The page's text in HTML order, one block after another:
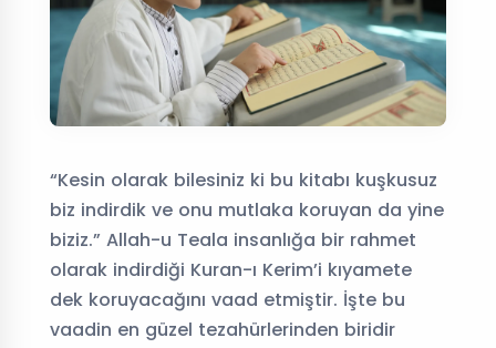
“Kesin olarak bilesiniz ki bu kitabı kuşkusuz
biz indirdik ve onu mutlaka koruyan da yine
biziz.” Allah-u Teala insanlığa bir rahmet
olarak indirdiği Kuran-ı Kerim’i kıyamete
dek koruyacağını vaad etmiştir. İşte bu
vaadin en güzel tezahürlerinden biridir